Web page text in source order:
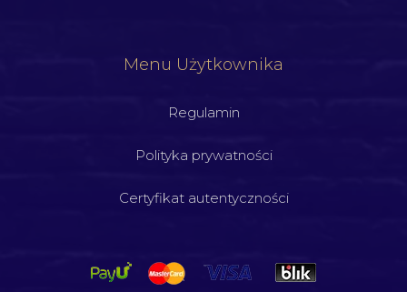
Menu Użytkownika
Regulamin
Polityka prywatności
Certyfikat autentyczności